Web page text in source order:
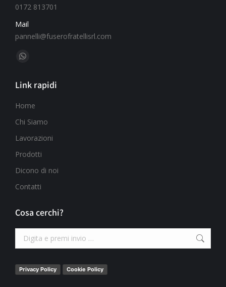
0172 813701
Mail
pannelli@fuserofratellisrl.com
Ci puoi trovare su:
Link rapidi
Home
Chi Siamo
Lavorazioni
Prodotti
Dicono di noi
Contatti
Cosa cerchi?
Privacy Policy Cookie Policy